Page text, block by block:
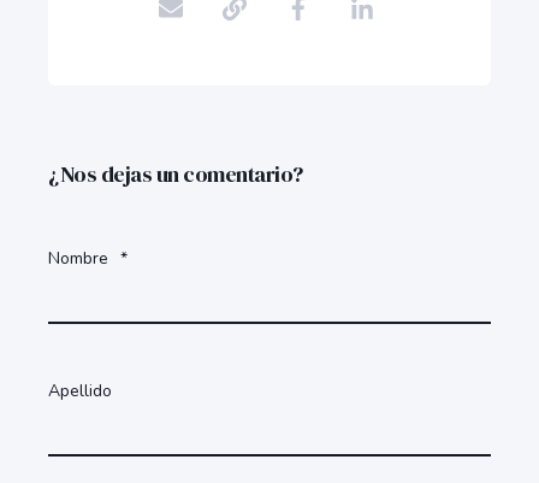
¿Nos dejas un comentario?
Nombre *
Apellido